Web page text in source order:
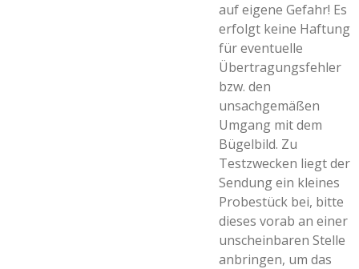
auf eigene Gefahr! Es
erfolgt keine Haftung
für eventuelle
Übertragungsfehler
bzw. den
unsachgemäßen
Umgang mit dem
Bügelbild. Zu
Testzwecken liegt der
Sendung ein kleines
Probestück bei, bitte
dieses vorab an einer
unscheinbaren Stelle
anbringen, um das